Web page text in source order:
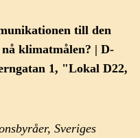
till den
klimatmålen? | D-
1, "Lokal D22,
Sveriges